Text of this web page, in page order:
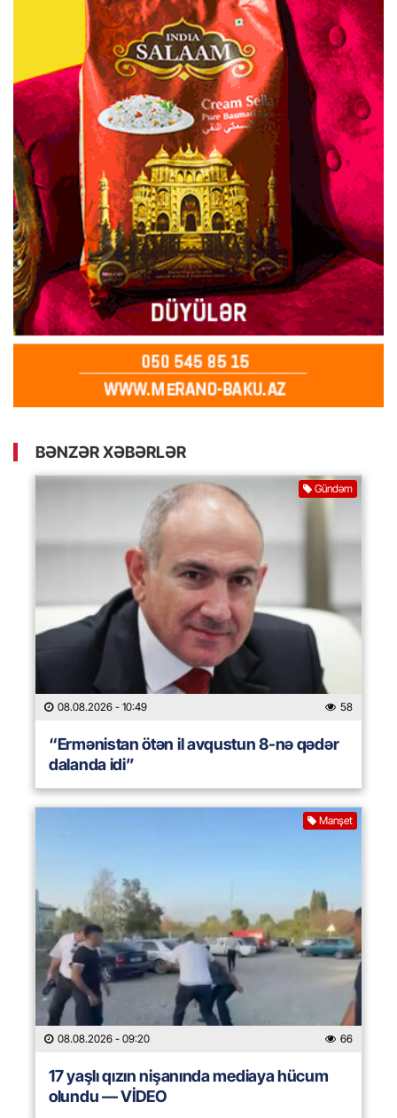
BƏNZƏR XƏBƏRLƏR
Gündəm
08.08.2026 - 10:49 58
“Ermənistan ötən il avqustun 8-nə qədər
dalanda idi”
Manşet
08.08.2026 - 09:20 66
17 yaşlı qızın nişanında mediaya hücum
olundu — VİDEO